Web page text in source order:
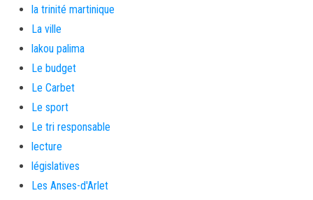
la trinité martinique
La ville
lakou palima
Le budget
Le Carbet
Le sport
Le tri responsable
lecture
législatives
Les Anses-d'Arlet